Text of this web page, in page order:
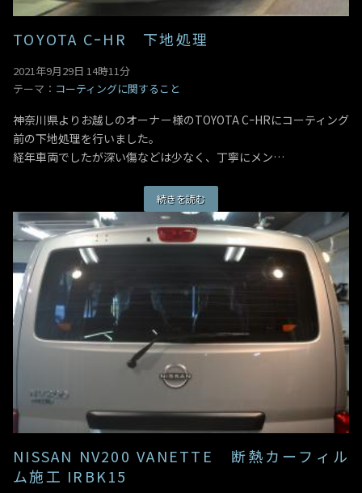
TOYOTA CｰHR 下地処理
2021年9月29日 14時11分
テーマ： コーティングに関すること
神奈川県よりお越しのオーナー様のTOYOTA CｰHRにコーティング
前の下地処理を行いました。
経年車両でしたが深い傷などは少なく、丁寧にメン…
続きを読む
NISSAN NV200 VANETTE 断熱カーフィル
ム施工 IRBK15